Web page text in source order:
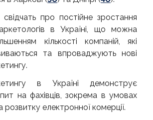
про постійне зростання
в Україні, що можна
кількості компаній, які
та впроваджують нові
в Україні демонструє
на фахівців, зокрема в умовах
розвитку електронної комерції.